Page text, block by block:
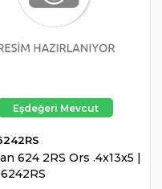
624 2RS Ors .4x13x5 |